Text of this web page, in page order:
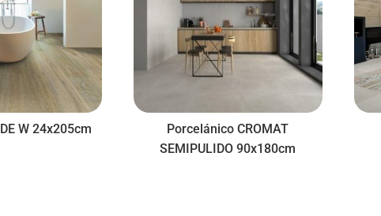
W 24x205cm
Porcelánico CROMAT
SEMIPULIDO 90x180cm